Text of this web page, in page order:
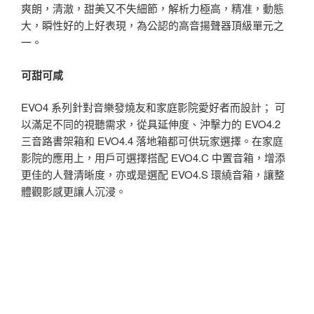
爽朗，清澈，甜美又不失細節，解析力極高，精准，動態
大，瞬性好的上好表現，為公認的高音揚聲器頂級單元之
一。
可甜可咸
EVO4 系列針對音樂發燒友和家庭影院愛好者而設計； 可
以滿足不同的視聽需求，從具延伸度、沖擊力的 EVO4.2
三音路書架箱和 EVO4.4 落地箱都可供玩家選擇。在家庭
影院的應用上，用戶可選擇搭配 EVO4.C 中置音箱，增添
更佳的人聲清晰度，亦或是選配 EVO4.S 環繞音箱，讓整
體觀影感更讓人沉浸。